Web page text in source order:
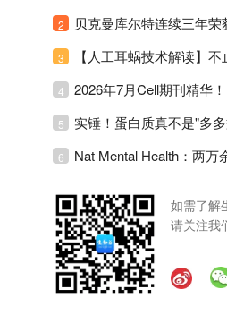
2
3
4 2026年7月Cell期刊精华！
5
6
如需了解
请关注我